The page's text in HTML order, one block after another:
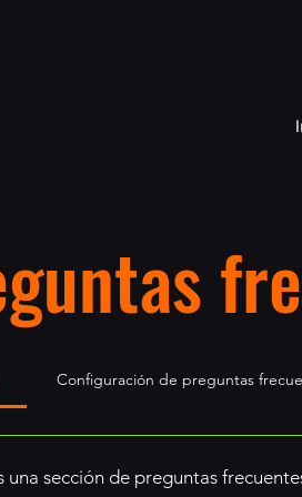
Configuración de preguntas
una sección de preguntas